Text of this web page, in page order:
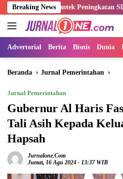
Langsung
ke
konten
Breaking News
Bimtek Peningkatan SDM Insan Pers
Advertorial Berita Bisnis Dunia
Beranda Jurnal Pemerintahan
Jurnal Pemerintahan
Gubernur Al Haris
Tali Asih Kepada
Hapsah
Jurnalone.com
Jumat, 16 Agu 2024 - 13:37 WIB